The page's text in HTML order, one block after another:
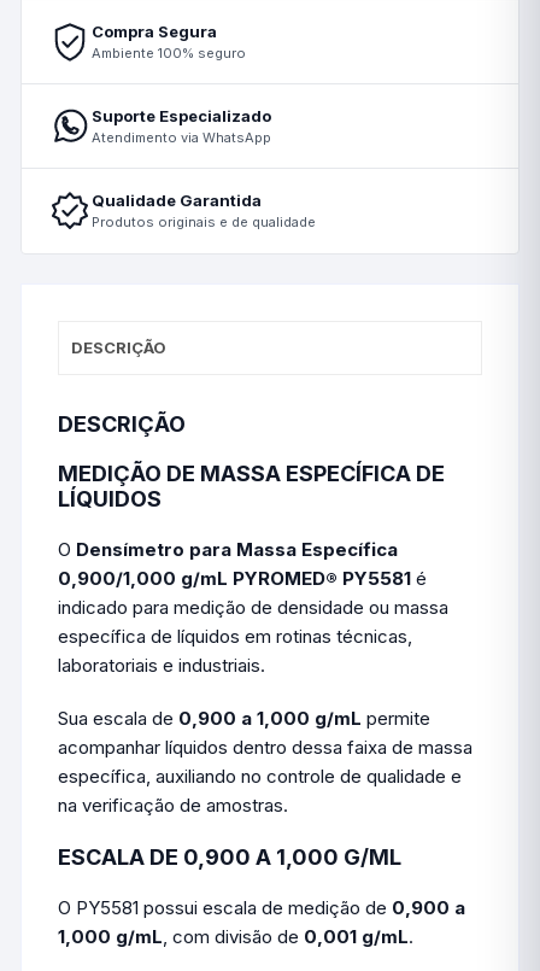
Compra Segura
Ambiente 100% seguro
Suporte Especializado
Atendimento via WhatsApp
Qualidade Garantida
Produtos originais e de qualidade
DESCRIÇÃO
DESCRIÇÃO
MEDIÇÃO DE MASSA ESPECÍFICA DE
LÍQUIDOS
O Densímetro para Massa Específica
0,900/1,000 g/mL PYROMED® PY5581 é
indicado para medição de densidade ou massa
específica de líquidos em rotinas técnicas,
laboratoriais e industriais.
Sua escala de 0,900 a 1,000 g/mL permite
acompanhar líquidos dentro dessa faixa de massa
específica, auxiliando no controle de qualidade e
na verificação de amostras.
ESCALA DE 0,900 A 1,000 G/ML
O PY5581 possui escala de medição de 0,900 a
1,000 g/mL, com divisão de 0,001 g/mL.